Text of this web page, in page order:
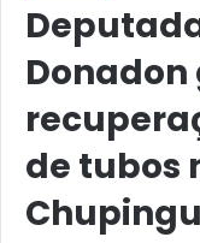
de tubos